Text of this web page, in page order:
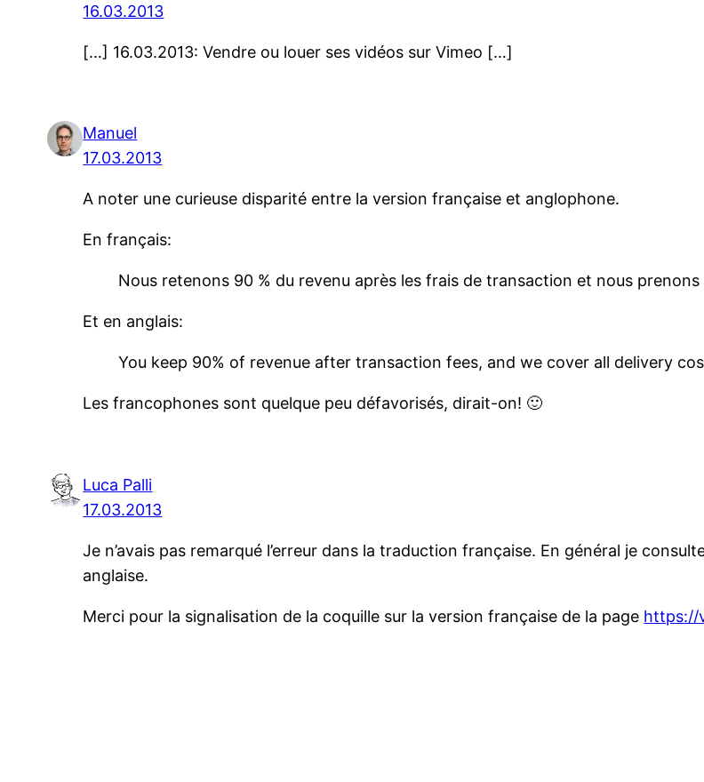
16.03.2013
[…] 16.03.2013: Vendre ou louer ses vidéos sur Vimeo […]
Manuel
17.03.2013
A noter une curieuse disparité entre la version française et anglophone.
En français:
Nous retenons 90 % du revenu après les frais de transaction et nous
Et en anglais:
You keep 90% of revenue after transaction fees, and we cover all delivery
Les francophones sont quelque peu défavorisés, dirait-on! 🙂
Luca Palli
17.03.2013
Je n’avais pas remarqué l’erreur dans la traduction française. En général je
anglaise.
Merci pour la signalisation de la coquille sur la version française de la page https://